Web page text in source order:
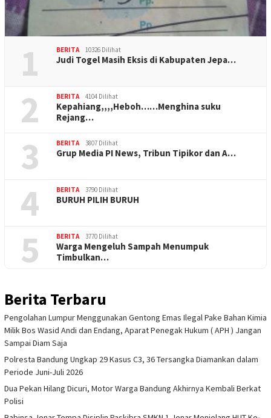
1 BERITA 10326 Dilihat
Judi Togel Masih Eksis di Kabupaten Jepa…
2 BERITA 4104 Dilihat
Kepahiang,,,,Heboh……Menghina suku
Rejang…
3 BERITA 3807 Dilihat
Grup Media PI News, Tribun Tipikor dan A…
4 BERITA 3790 Dilihat
BURUH PILIH BURUH
5 BERITA 3770 Dilihat
Warga Mengeluh Sampah Menumpuk
Timbulkan…
Berita Terbaru
Pengolahan Lumpur Menggunakan Gentong Emas Ilegal Pake Bahan Kimia
Milik Bos Wasid Andi dan Endang, Aparat Penegak Hukum ( APH ) Jangan
Sampai Diam Saja
Polresta Bandung Ungkap 29 Kasus C3, 36 Tersangka Diamankan dalam
Periode Juni-Juli 2026
Dua Pekan Hilang Dicuri, Motor Warga Bandung Akhirnya Kembali Berkat
Polisi